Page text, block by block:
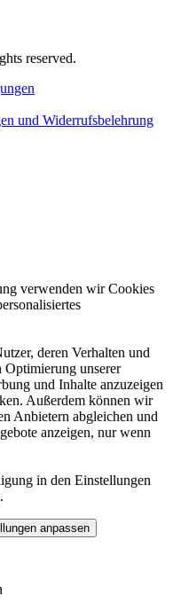
reserved.
und Widerrufsbelehrung
verwenden wir Cookies
deren Verhalten und
Optimierung unserer
und Inhalte anzuzeigen
Außerdem können wir
Anbietern abgleichen und
anzeigen, nur wenn
in den Einstellungen
.
anpassen